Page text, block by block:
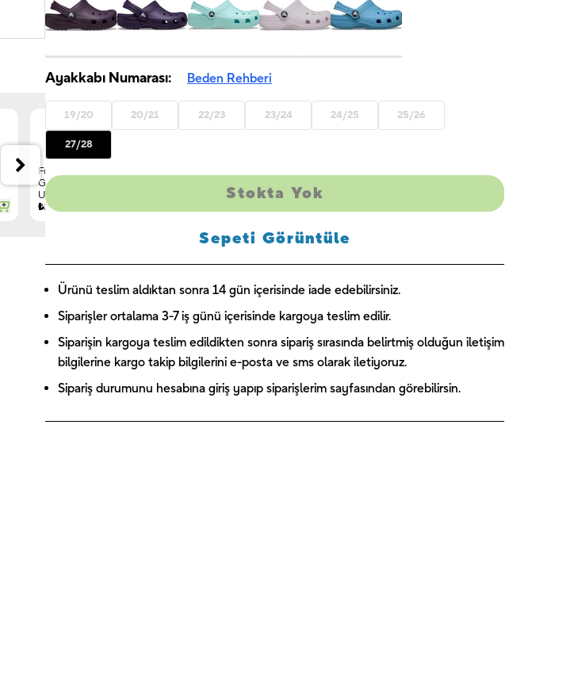
Forest
Gnome -
UNIQUE
₺149,00
UNIQUE
Ayakkabı Numarası: Beden Rehberi
19/20 20/21 22/23 23/24 24/25 25/26
27/28
Stokta Yok
Sepeti Görüntüle
Ürünü teslim aldıktan sonra 14 gün içerisinde iade edebilirsiniz.
Siparişler ortalama 3-7 iş günü içerisinde kargoya teslim edilir.
Siparişin kargoya teslim edildikten sonra sipariş sırasında belirtmiş olduğun iletişim
bilgilerine kargo takip bilgilerini e-posta ve sms olarak iletiyoruz.
Sipariş durumunu hesabına giriş yapıp siparişlerim sayfasından görebilirsin.